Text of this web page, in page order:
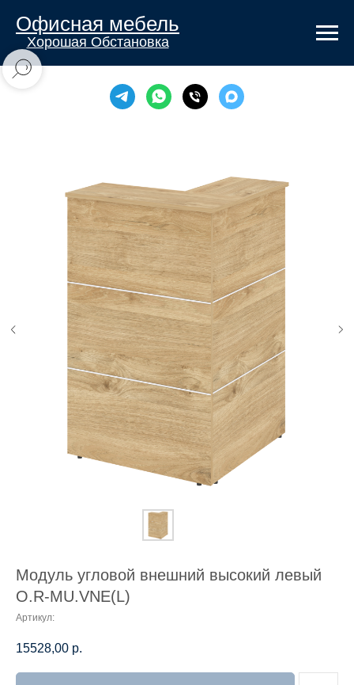
Офисная мебель
Хорошая Обстановка
Модуль угловой внешний высокий левый
О.R-MU.VNE(L)
Артикул:
15528,00 р.